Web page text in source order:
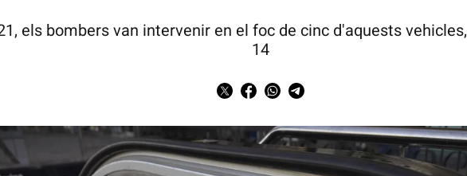
els bombers van intervenir en el foc de cinc d'aquests
14